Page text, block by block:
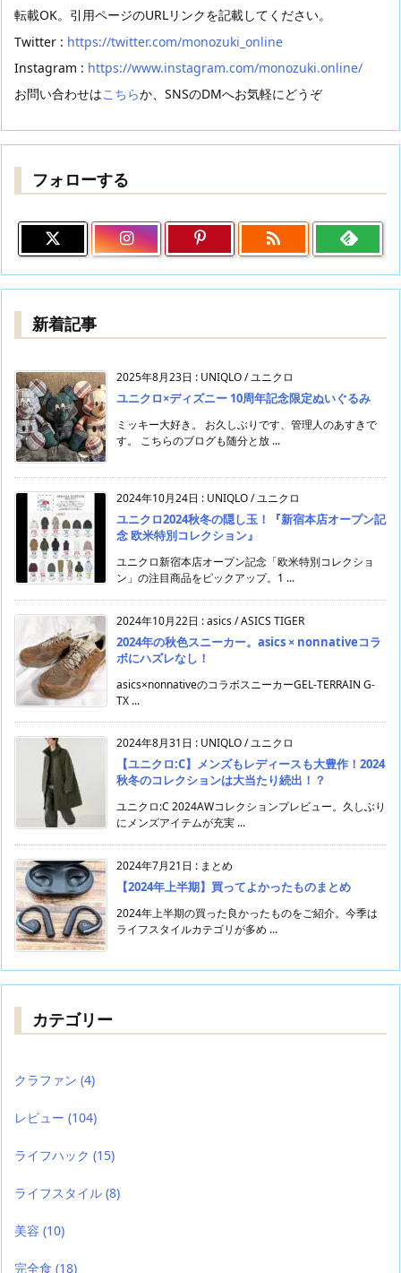
転載OK。引用ページのURLリンクを記載してください。
Twitter : https://twitter.com/monozuki_online
Instagram : https://www.instagram.com/monozuki.online/
お問い合わせはこちらか、SNSのDMへお気軽にどうぞ
フォローする

新着記事
2025年8月23日 : UNIQLO / ユニクロ
ユニクロ×ディズニー 10周年記念限定ぬいぐるみ
ミッキー大好き。 お久しぶりです、管理人のあすきで
す。 こちらのブログも随分と放 ...
2024年10月24日 : UNIQLO / ユニクロ
ユニクロ2024秋冬の隠し玉！『新宿本店オープン記
念 欧米特別コレクション』
ユニクロ新宿本店オープン記念「欧米特別コレクショ
ン」の注目商品をピックアップ。1 ...
2024年10月22日 :asics / ASICS TIGER
2024年の秋色スニーカー。asics × nonnativeコラ
ボにハズレなし！
asics×nonnativeのコラボスニーカーGEL-TERRAIN G-
TX ...
2024年8月31日 : UNIQLO / ユニクロ
【ユニクロ:C】メンズもレディースも大豊作！2024
秋冬のコレクションは大当たり続出！？
ユニクロ:C 2024AWコレクションプレビュー。久しぶり
にメンズアイテムが充実 ...
2024年7月21日 : まとめ
【2024年上半期】買ってよかったものまとめ
2024年上半期の買った良かったものをご紹介。今季は
ライフスタイルカテゴリが多め ...
カテゴリー
クラファン (4)
レビュー (104)
ライフハック (15)
ライフスタイル (8)
美容 (10)
完全食 (18)